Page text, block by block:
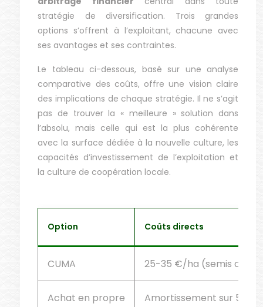
stratégie de diversification. Trois grandes
options s’offrent à l’exploitant, chacune avec
ses avantages et ses contraintes.
Le tableau ci-dessous, basé sur une analyse
comparative des coûts, offre une vision claire
des implications de chaque stratégie. Il ne s’agit
pas de trouver la « meilleure » solution dans
l’absolu, mais celle qui est la plus cohérente
avec la surface dédiée à la nouvelle culture, les
capacités d’investissement de l’exploitation et
la culture de coopération locale.
Option Coûts directs
CUMA 25-35 €/ha (semis
Achat en propre Amortissement sur 5-10